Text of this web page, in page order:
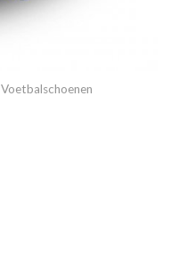
Voetbalschoenen